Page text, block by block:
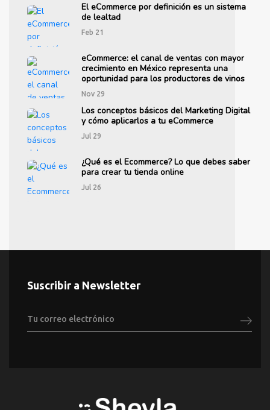
El eCommerce por definición es un sistema
de lealtad
Feb 21
eCommerce: el canal de ventas con mayor
crecimiento en México representa una
oportunidad para los productores de vinos
Nov 29
Los conceptos básicos del Marketing Digital
y cómo aplicarlos a tu eCommerce
Jul 29
¿Qué es el Ecommerce? Lo que debes saber
para crear tu tienda online
Jul 26
Suscribir a Newsletter